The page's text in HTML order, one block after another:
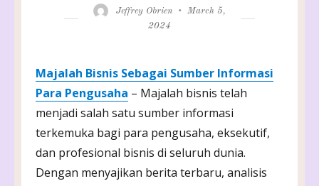
Author
Jeffrey Obrien
Posted
March 5,
2024
Majalah Bisnis Sebagai Sumber Informasi
Para Pengusaha – Majalah bisnis telah
menjadi salah satu sumber informasi
terkemuka bagi para pengusaha, eksekutif,
dan profesional bisnis di seluruh dunia.
Dengan menyajikan berita terbaru, analisis